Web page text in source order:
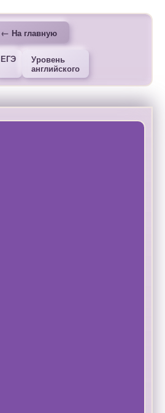
На главную
ЕГЭ Уровень
английского